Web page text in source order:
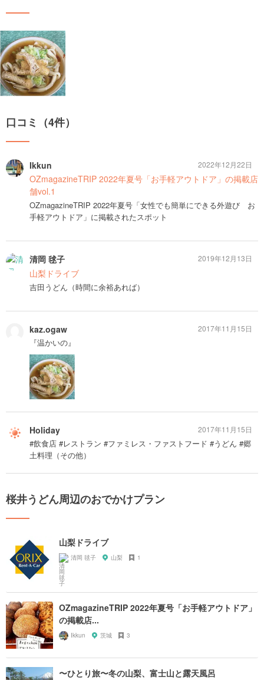
口コミ（4件）
Ikkun
OZmagazineTRIP 2022年夏号「お手軽アウトドア」の掲載店
舗vol.1
OZmagazineTRIP 2022年夏号「女性でも簡単にできる外遊び お
手軽アウトドア」に掲載されたスポット
2022年12月22日
清岡 毬子
山梨ドライブ
吉田うどん（時間に余裕あれば）
2019年12月13日
kaz.ogaw
『温かいの』
2017年11月15日
Holiday
#飲食店 #レストラン #ファミレス・ファストフード #うどん #郷
土料理（その他）
2017年11月15日
桜井うどん周辺のおでかけプラン
山梨ドライブ
清岡 毬子 山梨 1
OZmagazineTRIP 2022年夏号「お手軽アウトドア」
の掲載店...
Ikkun 茨城 3
〜ひとり旅〜冬の山梨、富士山と露天風呂